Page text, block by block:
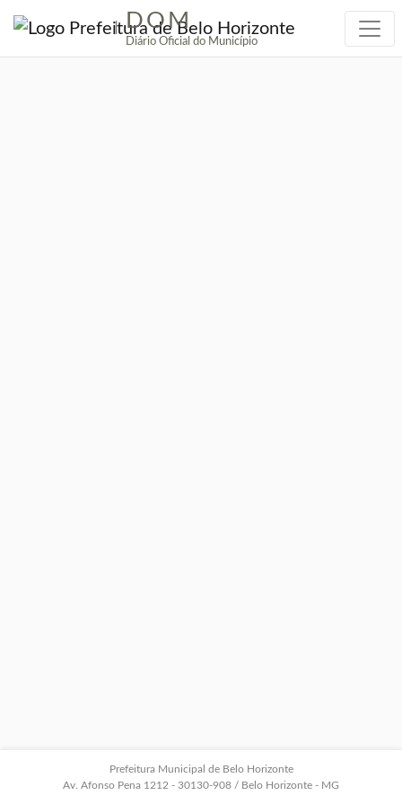
| DOM
Diário Oficial do Município
Prefeitura Municipal de Belo Horizonte
Av. Afonso Pena 1212 - 30130-908 / Belo Horizonte - MG